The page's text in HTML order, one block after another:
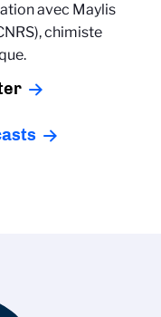
avec Maylis
chimiste